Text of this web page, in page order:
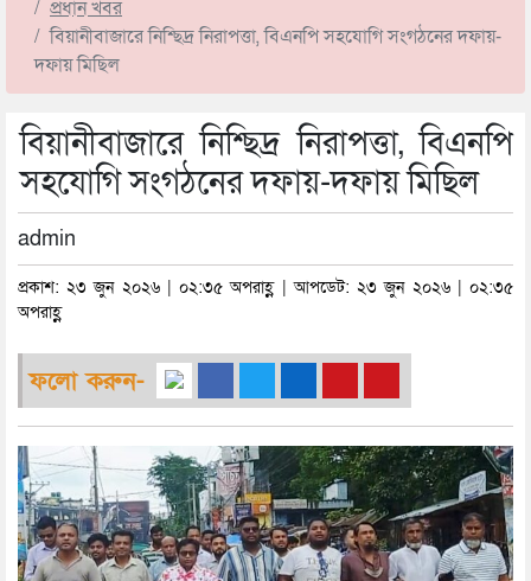
প্রধান খবর
বিয়ানীবাজারে নিশ্ছিদ্র নিরাপত্তা, বিএনপি সহযোগি সংগঠনের দফায়-
দফায় মিছিল
বিয়ানীবাজারে নিশ্ছিদ্র নিরাপত্তা, বিএনপি
সহযোগি সংগঠনের দফায়-দফায় মিছিল
admin
প্রকাশ: ২৩ জুন ২০২৬ | ০২:৩৫ অপরাহ্ণ | আপডেট: ২৩ জুন ২০২৬ | ০২:৩৫
অপরাহ্ণ
ফলো করুন-